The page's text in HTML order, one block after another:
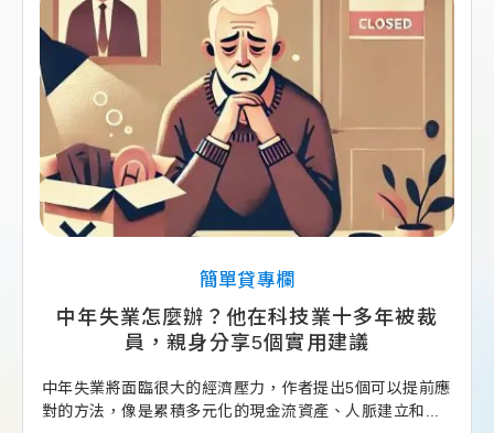
簡單貸專欄
中年失業怎麼辦？他在科技業十多年被裁
員，親身分享5個實用建議
中年失業將面臨很大的經濟壓力，作者提出5個可以提前應
對的方法，像是累積多元化的現金流資產、人脈建立和...